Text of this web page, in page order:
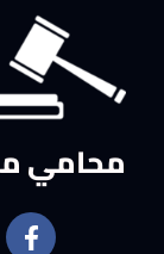
محامي